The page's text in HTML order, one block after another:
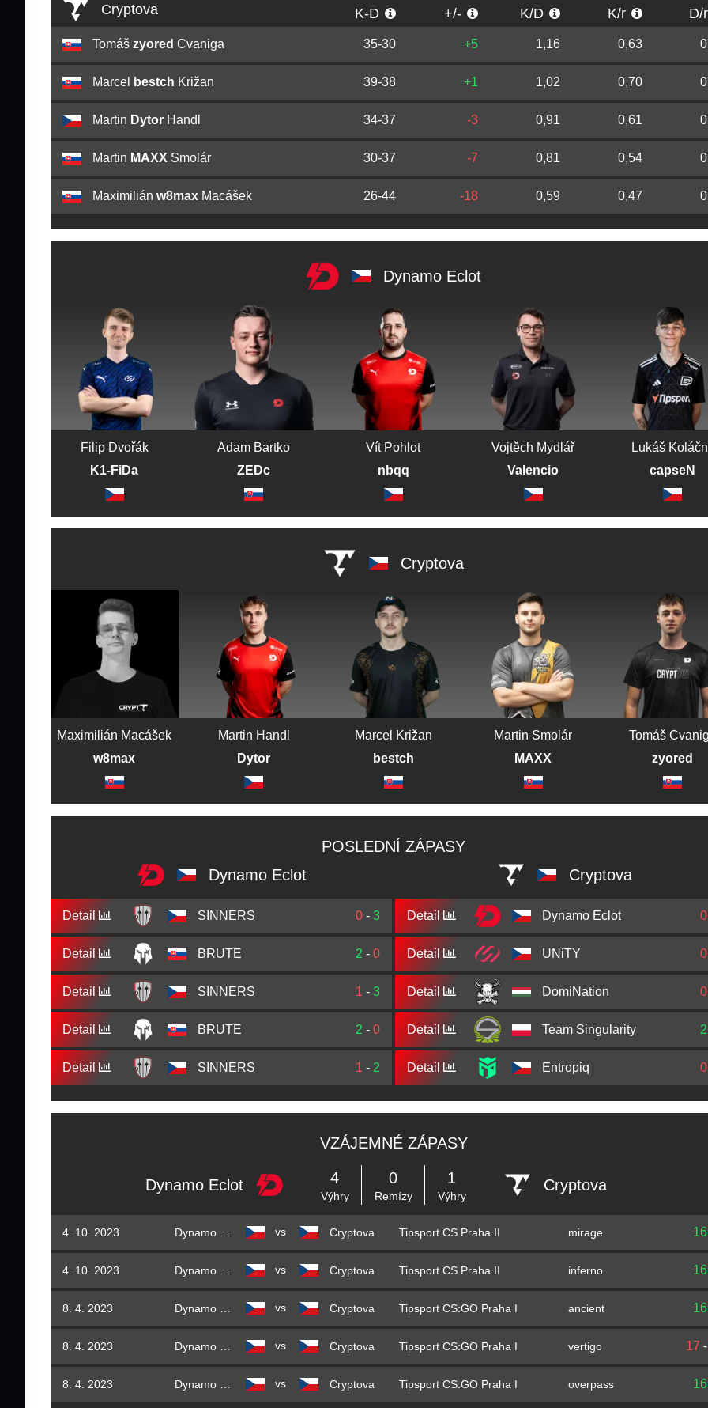
Cryptova K-D +/- K/D K/r
Tomáš zyored Cvaniga 35-30 +5 1,16 0,63
Marcel bestch Križan 39-38 +1 1,02 0,70
Martin Dytor Handl 34-37 -3 0,91 0,61
Martin MAXX Smolár 30-37 -7 0,81 0,54
Maximilián w8max Macášek 26-44 -18 0,59 0,47
Dynamo Eclot
Filip Dvořák
K1-FiDa
Adam Bartko
ZEDc
Vít Pohlot
nbqq
Vojtěch Mydlář
Valencio
Lukáš
capseN
Cryptova
Maximilián Macášek
w8max
Martin Handl
Dytor
Marcel Križan
bestch
Martin Smolár
MAXX
Tomáš
zyored
POSLEDNÍ ZÁPASY
Dynamo Eclot
Cryptova
Detail SINNERS 0 - 3
Detail BRUTE 2 - 0
Detail SINNERS 1 - 3
Detail BRUTE 2 - 0
Detail SINNERS 1 - 2
Detail Dynamo Eclot 0
Detail UNiTY 0
Detail DomiNation 0
Detail Team Singularity 2
Detail Entropiq 0
VZÁJEMNÉ ZÁPASY
Dynamo Eclot 4
Výhry
0
Remízy
1
Výhry
Cryptova
4. 10. 2023 vs Cryptova Tipsport CS Praha II mirage 16
4. 10. 2023 vs Cryptova Tipsport CS Praha II inferno 16
8. 4. 2023 vs Cryptova Tipsport CS:GO Praha I ancient 16
8. 4. 2023 vs Cryptova Tipsport CS:GO Praha I vertigo 17
8. 4. 2023 vs Cryptova Tipsport CS:GO Praha I overpass 16